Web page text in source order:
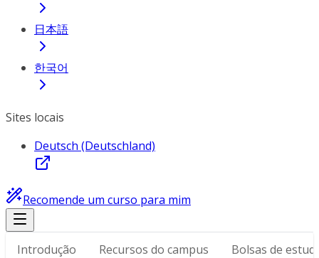
日本語
한국어
Sites locais
Deutsch (Deutschland)
Recomende um curso para mim
Introdução Recursos do campus Bolsas de